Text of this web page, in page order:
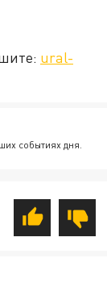
ural-
событиях дня.